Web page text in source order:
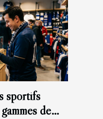
sportifs
de